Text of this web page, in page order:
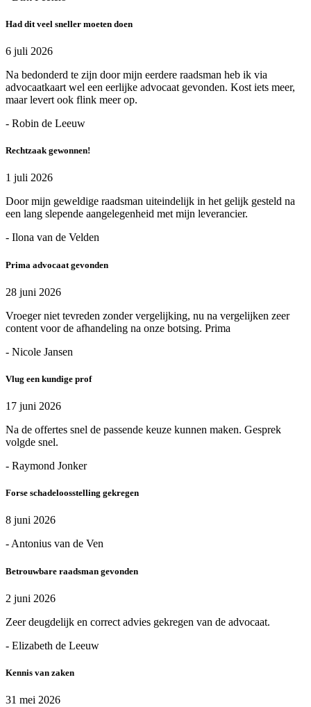
Had dit veel sneller moeten doen
6 juli 2026
Na bedonderd te zijn door mijn eerdere raadsman heb ik via
advocaatkaart wel een eerlijke advocaat gevonden. Kost iets meer,
maar levert ook flink meer op.
- Robin de Leeuw
Rechtzaak gewonnen!
1 juli 2026
Door mijn geweldige raadsman uiteindelijk in het gelijk gesteld na
een lang slepende aangelegenheid met mijn leverancier.
- Ilona van de Velden
Prima advocaat gevonden
28 juni 2026
Vroeger niet tevreden zonder vergelijking, nu na vergelijken zeer
content voor de afhandeling na onze botsing. Prima
- Nicole Jansen
Vlug een kundige prof
17 juni 2026
Na de offertes snel de passende keuze kunnen maken. Gesprek
volgde snel.
- Raymond Jonker
Forse schadeloosstelling gekregen
8 juni 2026
- Antonius van de Ven
Betrouwbare raadsman gevonden
2 juni 2026
Zeer deugdelijk en correct advies gekregen van de advocaat.
- Elizabeth de Leeuw
Kennis van zaken
31 mei 2026